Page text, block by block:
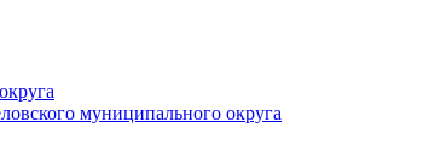
муниципального округа